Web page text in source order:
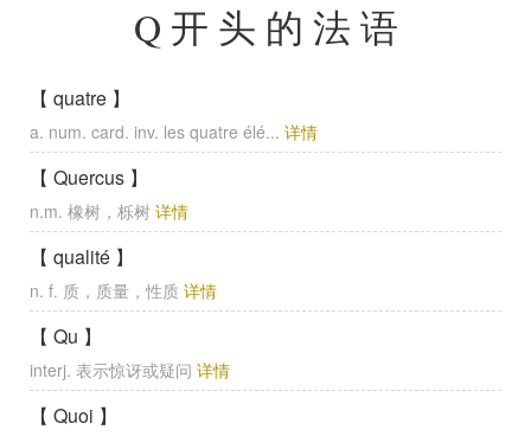
Q开头的法语
【 quatre 】
a. num. card. inv. les quatre élé... 详情
【 Quercus 】
n.m. 橡树，栎树 详情
【 qualité 】
n. f. 质，质量，性质 详情
【 Qu 】
interj. 表示惊讶或疑问 详情
【 Quoi 】